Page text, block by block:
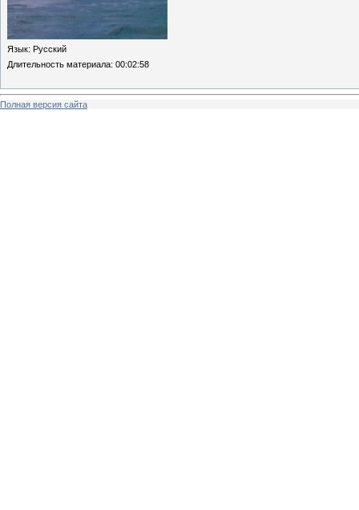
Язык: Русский
Длительность материала: 00:02:58
Полная версия сайта